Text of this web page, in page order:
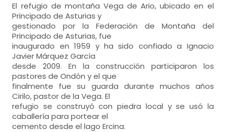
El refugio de montaña Vega de Ario, ubicado en el
Principado de Asturias y
gestionado por la Federación de Montaña del
Principado de Asturias, fue
inaugurado en 1959 y ha sido confiado a Ignacio
Javier Márquez García
desde 2009. En la construcción participaron los
pastores de Ondón y el que
finalmente fue su guarda durante muchos años
Cirilo, pastor de la Vega. El
refugio se construyó con piedra local y se usó la
caballería para portear el
cemento desde el lago Ercina.